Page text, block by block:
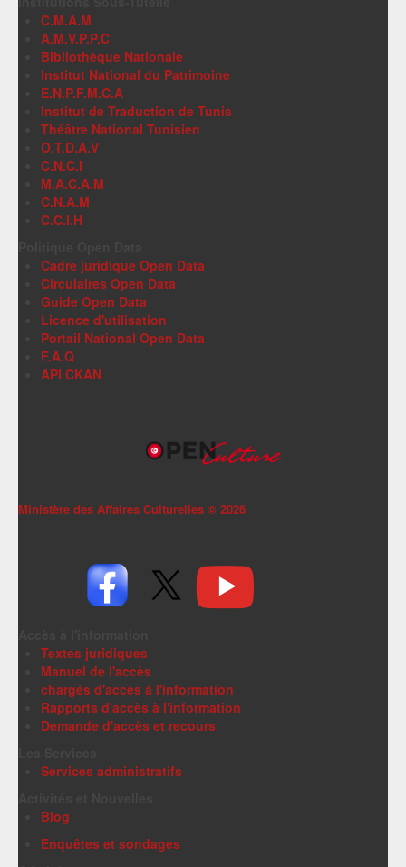
C.M.A.M
A.M.V.P.P.C
Bibliothèque Nationale
Institut National du Patrimoine
E.N.P.F.M.C.A
Institut de Traduction de Tunis
Théâtre National Tunisien
O.T.D.A.V
C.N.C.I
M.A.C.A.M
C.N.A.M
C.C.I.H
Cadre juridique Open Data
Circulaires Open Data
Guide Open Data
Licence d'utilisation
Portail National Open Data
F.A.Q
API CKAN
Ministère des Affaires Culturelles © 2026
Textes juridiques
Manuel de l'accès
chargés d'accès à l'information
Rapports d'accès à l'information
Demande d'accès et recours
Services administratifs
Blog
Enquêtes et sondages